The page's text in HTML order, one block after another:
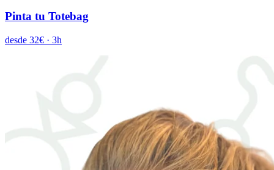
Pinta tu Totebag
desde 32€ · 3h